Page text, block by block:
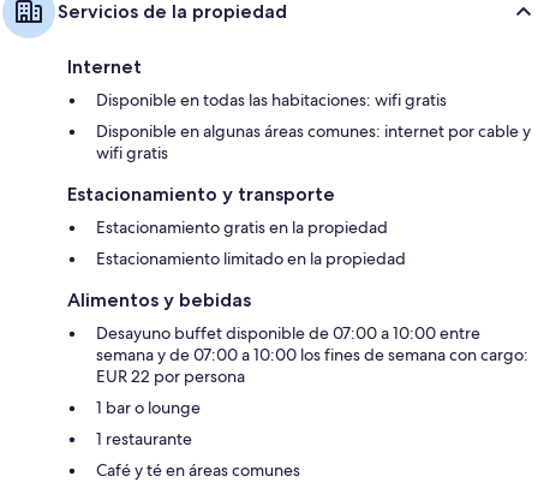
Servicios de la propiedad
Internet
Disponible en todas las habitaciones: wifi gratis
Disponible en algunas áreas comunes: internet por cable y
wifi gratis
Estacionamiento y transporte
Estacionamiento gratis en la propiedad
Estacionamiento limitado en la propiedad
Alimentos y bebidas
Desayuno buffet disponible de 07:00 a 10:00 entre
semana y de 07:00 a 10:00 los fines de semana con cargo:
EUR 22 por persona
1 bar o lounge
1 restaurante
Café y té en áreas comunes